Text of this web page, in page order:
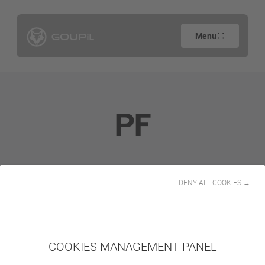
COOKIES MANAGEMENT PANEL
DENY ALL COOKIES →
Menu
PF
baterías de litio?